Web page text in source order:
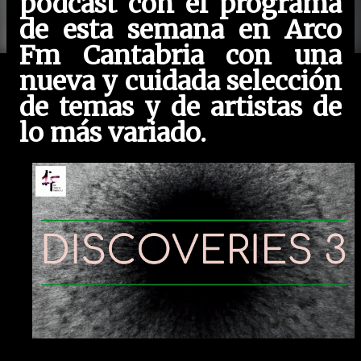
de esta semana en Arco
Fm Cantabria con una
nueva y cuidada selección
de temas y de artistas de
lo más variado.